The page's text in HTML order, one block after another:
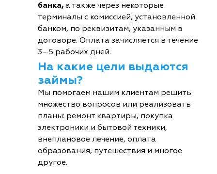
банка, а также через некоторые
терминалы с комиссией, установленной
банком, по реквизитам, указанным в
договоре. Оплата зачисляется в течение
3–5 рабочих дней.
На какие цели выдаются
займы?
Мы помогаем нашим клиентам решить
множество вопросов или реализовать
планы: ремонт квартиры, покупка
электроники и бытовой техники,
внеплановое лечение, оплата
образования, путешествия и многое
другое.